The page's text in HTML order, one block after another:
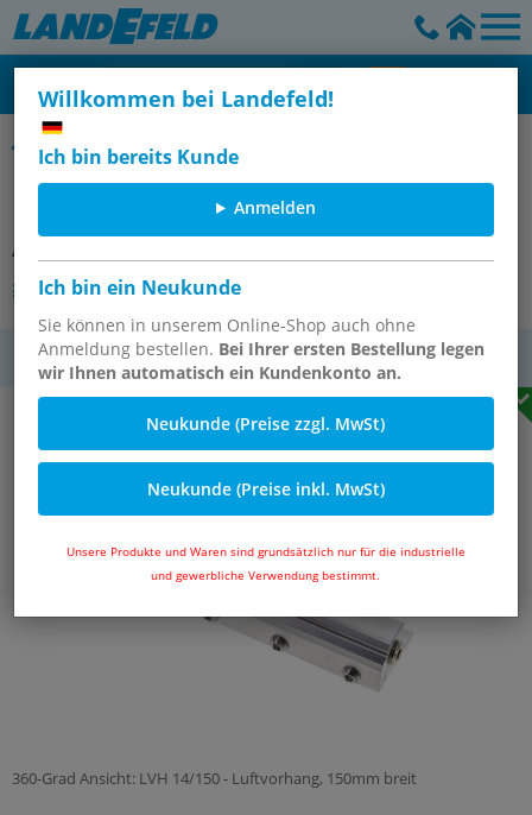
Willkommen bei Landefeld!
Ich bin bereits Kunde
Anmelden
Ich bin ein Neukunde
Sie können in unserem Online-Shop auch ohne
Anmeldung bestellen. Bei Ihrer ersten Bestellung legen
wir Ihnen automatisch ein Kundenkonto an.
Neukunde (Preise zzgl. MwSt)
Neukunde (Preise inkl. MwSt)
Unsere Produkte und Waren sind grundsätzlich nur für die industrielle
und gewerbliche Verwendung bestimmt.
Luftvorhänge
Luftvorhang, 150mm breit
Artikelnummer:
Andere Varianten des Artikels
MwSt.
360-Grad Ansicht: LVH 14/150 - Luftvorhang, 150mm breit